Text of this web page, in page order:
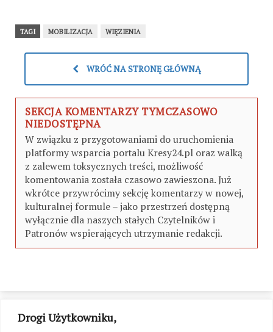
Drogi Użytkowniku,
TAGI MOBILIZACJA WIĘZIENIA
WRÓĆ NA STRONĘ GŁÓWNĄ
SEKCJA KOMENTARZY TYMCZASOWO
NIEDOSTĘPNA
W związku z przygotowaniami do uruchomienia
platformy wsparcia portalu Kresy24.pl oraz walką
z zalewem toksycznych treści, możliwość
komentowania została czasowo zawieszona. Już
wkrótce przywrócimy sekcję komentarzy w nowej,
kulturalnej formule – jako przestrzeń dostępną
wyłącznie dla naszych stałych Czytelników i
Patronów wspierających utrzymanie redakcji.